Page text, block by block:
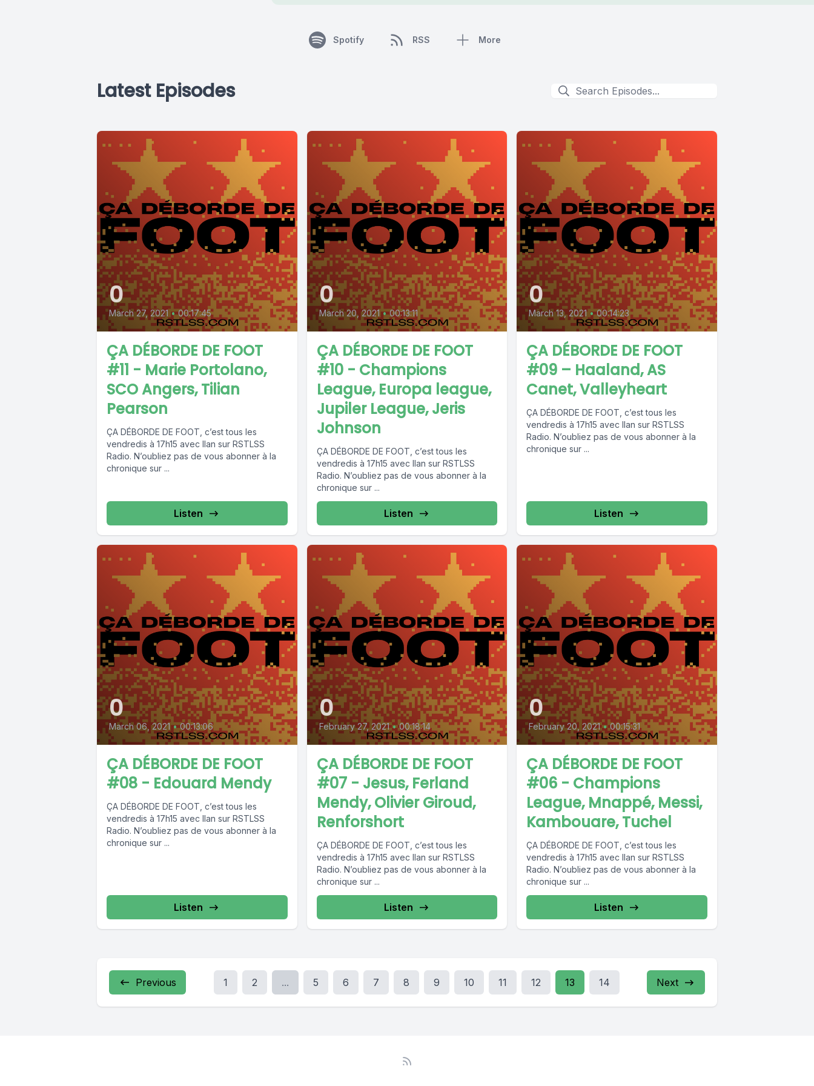
Spotify RSS More
Latest Episodes
0
March 27, 2021 • 00:17:45
ÇA DÉBORDE DE FOOT
#11 - Marie Portolano,
SCO Angers, Tilian
Pearson
ÇA DÉBORDE DE FOOT, c’est tous les
vendredis à 17h15 avec Ilan sur RSTLSS
Radio. N’oubliez pas de vous abonner à la
chronique sur ...
Listen
0
March 20, 2021 • 00:13:11
ÇA DÉBORDE DE FOOT
#10 - Champions
League, Europa league,
Jupiler League, Jeris
Johnson
ÇA DÉBORDE DE FOOT, c’est tous les
vendredis à 17h15 avec Ilan sur RSTLSS
Radio. N’oubliez pas de vous abonner à la
chronique sur ...
Listen
0
March 13, 2021 • 00:14:23
ÇA DÉBORDE DE FOOT
#09 – Haaland, AS
Canet, Valleyheart
ÇA DÉBORDE DE FOOT, c’est tous les
vendredis à 17h15 avec Ilan sur RSTLSS
Radio. N’oubliez pas de vous abonner à la
chronique sur ...
Listen
0
March 06, 2021 • 00:13:06
ÇA DÉBORDE DE FOOT
#08 - Edouard Mendy
ÇA DÉBORDE DE FOOT, c’est tous les
vendredis à 17h15 avec Ilan sur RSTLSS
Radio. N’oubliez pas de vous abonner à la
chronique sur ...
Listen
0
February 27, 2021 • 00:18:14
ÇA DÉBORDE DE FOOT
#07 - Jesus, Ferland
Mendy, Olivier Giroud,
Renforshort
ÇA DÉBORDE DE FOOT, c’est tous les
vendredis à 17h15 avec Ilan sur RSTLSS
Radio. N’oubliez pas de vous abonner à la
chronique sur ...
Listen
0
February 20, 2021 • 00:15:31
ÇA DÉBORDE DE FOOT
#06 - Champions
League, Mnappé, Messi,
Kambouare, Tuchel
ÇA DÉBORDE DE FOOT, c’est tous les
vendredis à 17h15 avec Ilan sur RSTLSS
Radio. N’oubliez pas de vous abonner à la
chronique sur ...
Listen
Previous 1 2 ... 5 6 7 8 9 10 11 12 13 14 Next